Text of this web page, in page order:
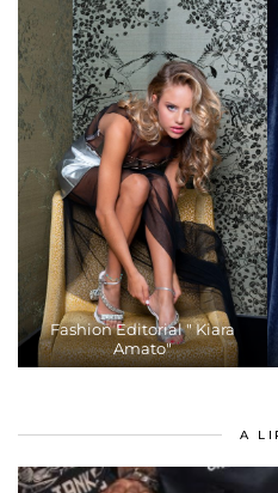
Fashion Editorial " Kiara
Amato"
A